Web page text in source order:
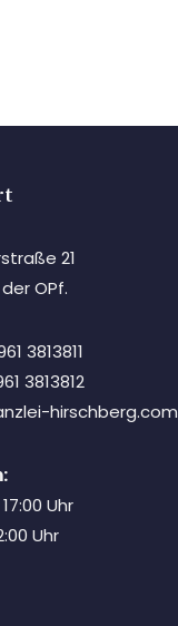
21
OPf.
3813811
3813812
hirschberg.com
Uhr
Uhr